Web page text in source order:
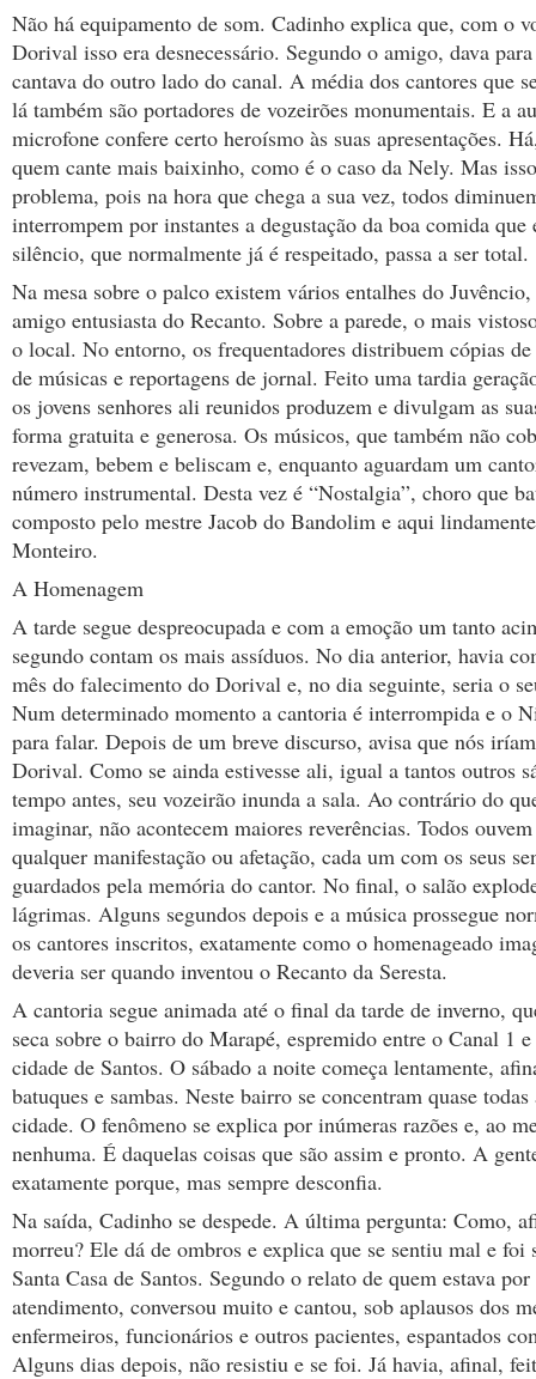
Não há equipamento de som. Cadinho explica que, com o
Dorival isso era desnecessário. Segundo o amigo, dava
cantava do outro lado do canal. A média dos cantores que
lá também são portadores de vozeirões monumentais. E a
microfone confere certo heroísmo às suas apresentações.
quem cante mais baixinho, como é o caso da Nely. Mas
problema, pois na hora que chega a sua vez, todos
interrompem por instantes a degustação da boa comida que
silêncio, que normalmente já é respeitado, passa a ser total.
Na mesa sobre o palco existem vários entalhes do
amigo entusiasta do Recanto. Sobre a parede, o mais
o local. No entorno, os frequentadores distribuem cópias
de músicas e reportagens de jornal. Feito uma tardia
os jovens senhores ali reunidos produzem e divulgam as
forma gratuita e generosa. Os músicos, que também não
revezam, bebem e beliscam e, enquanto aguardam um
número instrumental. Desta vez é “Nostalgia”, choro que
composto pelo mestre Jacob do Bandolim e aqui
Monteiro.
A Homenagem
A tarde segue despreocupada e com a emoção um tanto
segundo contam os mais assíduos. No dia anterior, havia
mês do falecimento do Dorival e, no dia seguinte, seria o
Num determinado momento a cantoria é interrompida e o
para falar. Depois de um breve discurso, avisa que nós
Dorival. Como se ainda estivesse ali, igual a tantos outros
tempo antes, seu vozeirão inunda a sala. Ao contrário do
imaginar, não acontecem maiores reverências. Todos
qualquer manifestação ou afetação, cada um com os seus
guardados pela memória do cantor. No final, o salão
lágrimas. Alguns segundos depois e a música prossegue
os cantores inscritos, exatamente como o homenageado
deveria ser quando inventou o Recanto da Seresta.
A cantoria segue animada até o final da tarde de inverno,
seca sobre o bairro do Marapé, espremido entre o Canal 1
cidade de Santos. O sábado a noite começa lentamente,
batuques e sambas. Neste bairro se concentram quase todas
cidade. O fenômeno se explica por inúmeras razões e, ao
nenhuma. É daquelas coisas que são assim e pronto. A
exatamente porque, mas sempre desconfia.
Na saída, Cadinho se despede. A última pergunta: Como,
morreu? Ele dá de ombros e explica que se sentiu mal e foi
Santa Casa de Santos. Segundo o relato de quem estava
atendimento, conversou muito e cantou, sob aplausos dos
enfermeiros, funcionários e outros pacientes, espantados
Alguns dias depois, não resistiu e se foi. Já havia, afinal,